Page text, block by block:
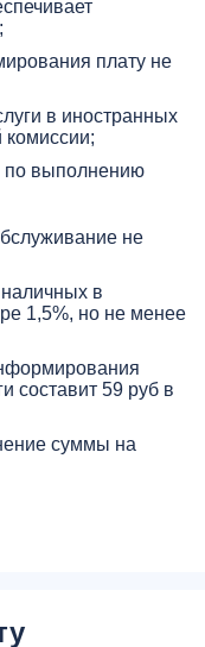
плату не
в иностранных
комиссии;
по выполнению
не
в
1,5%, но не менее
составит 59 руб в
суммы на